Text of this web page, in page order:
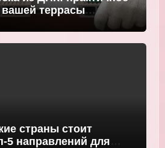
террасы
страны стоит
5 направлений для